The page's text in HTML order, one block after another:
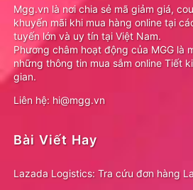
Mgg.vn là nơi chia sẻ mã giảm giá,
khuyến mãi khi mua hàng online tại
tuyến lớn và uy tín tại Việt Nam.
Phương châm hoạt động của MGG là
những thông tin mua sắm online Tiết
gian.
Liên hệ: hi@mgg.vn
Bài Viết Hay
Lazada Logistics: Tra cứu đơn hàng